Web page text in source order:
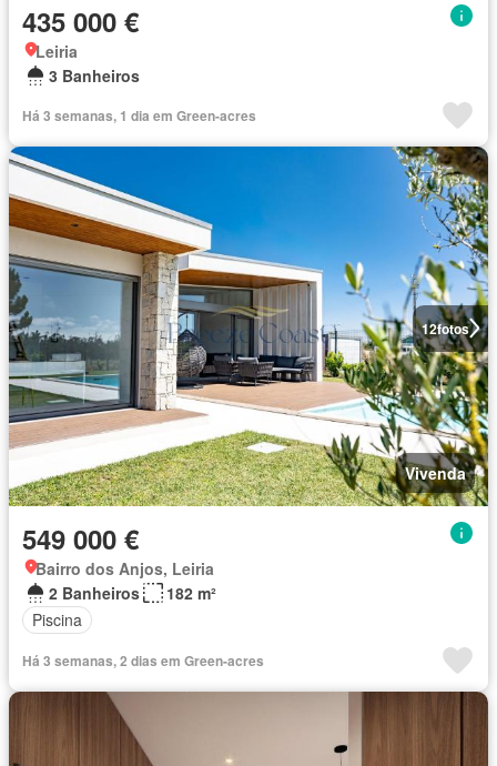
435 000 €
Leiria
3 Banheiros
Há 3 semanas, 1 dia em Green-acres
12fotos
Vivenda
549 000 €
Bairro dos Anjos, Leiria
2 Banheiros
182 m²
Piscina
Há 3 semanas, 2 dias em Green-acres